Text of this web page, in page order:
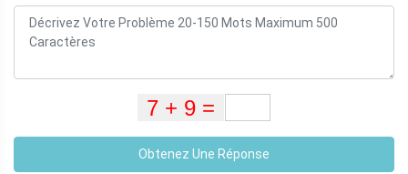
Obtenez Une Réponse